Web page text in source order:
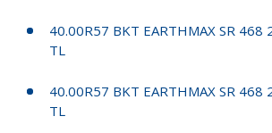
40.00R57 BKT EARTHMAX SR 468
TL
40.00R57 BKT EARTHMAX SR
TL